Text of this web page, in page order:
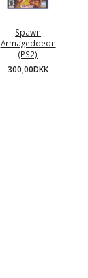
Spawn
Armageddeon
(PS2)
300,00DKK